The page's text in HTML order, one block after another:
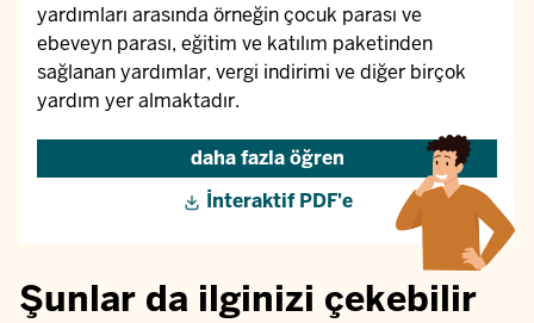
yardımları arasında örneğin çocuk parası ve
ebeveyn parası, eğitim ve katılım paketinden
sağlanan yardımlar, vergi indirimi ve diğer birçok
yardım yer almaktadır.
daha fazla öğren
İnteraktif PDF'e
Şunlar da ilginizi çekebilir